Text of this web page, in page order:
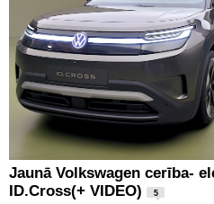
Jaunā Volkswagen cerība-
ID.Cross(+ VIDEO)
5